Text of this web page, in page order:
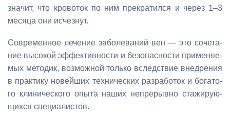
зна­чит, что кро­во­ток по ним пре­кра­тил­ся и че­рез 1–3
ме­ся­ца они ис­чез­нут.
Со­вре­мен­ное ле­че­ние за­бо­ле­ва­ний вен — это со­че­та­
ние вы­со­кой эф­фек­тив­но­сти и без­опас­но­сти при­ме­ня­е­
мых ме­то­дик, воз­мож­ной толь­ко вслед­ствие внед­ре­ния
в прак­ти­ку но­вей­ших тех­ни­че­ских раз­ра­бо­ток и бо­га­то­
го кли­ни­че­ско­го опы­та на­ших непре­рыв­но ста­жи­ру­ю­
щих­ся спе­ци­а­ли­стов.